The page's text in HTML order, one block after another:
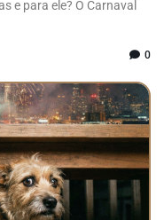
e para ele? O Carnaval
0